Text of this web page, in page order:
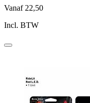
Vanaf 22,50
Incl. BTW